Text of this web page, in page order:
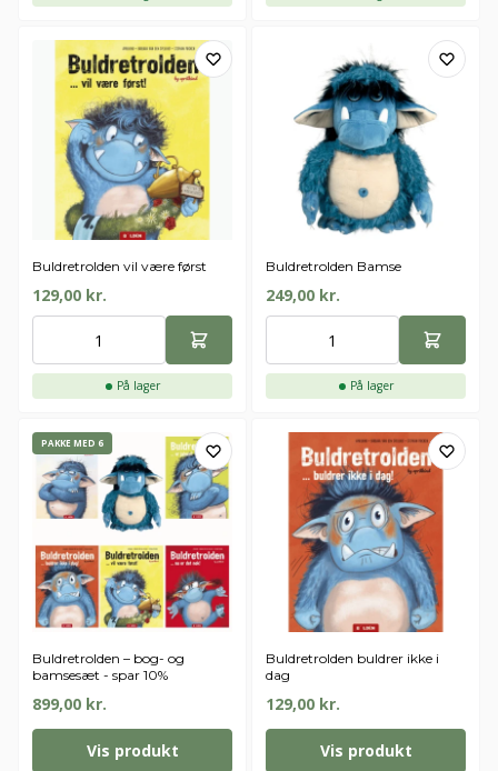
Buldretrolden vil være først
129,00 kr.
På lager
Buldretrolden Bamse
249,00 kr.
På lager
PAKKE MED 6
Buldretrolden – bog- og
bamsesæt - spar 10%
899,00 kr.
Vis produkt
Buldretrolden buldrer ikke i
dag
129,00 kr.
Vis produkt